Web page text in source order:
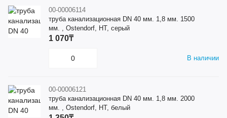
00-00006114
труба канализационная DN 40 мм. 1,8 мм. 1500
мм. , Ostendorf, HT, серый
В наличии
1 070₸
00-00006121
труба канализационная DN 40 мм. 1,8 мм. 2000
мм. , Ostendorf, HT, белый